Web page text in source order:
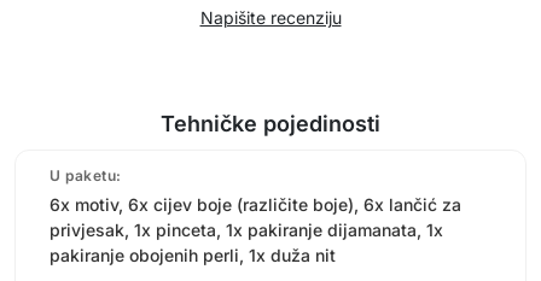
Napišite recenziju
Tehničke pojedinosti
U paketu:
6x motiv, 6x cijev boje (različite boje), 6x lančić za
privjesak, 1x pinceta, 1x pakiranje dijamanata, 1x
pakiranje obojenih perli, 1x duža nit